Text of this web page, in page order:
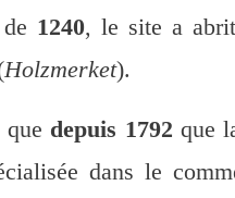
1240, le site a
Holzmerket).
que depuis 1792 que
dans le